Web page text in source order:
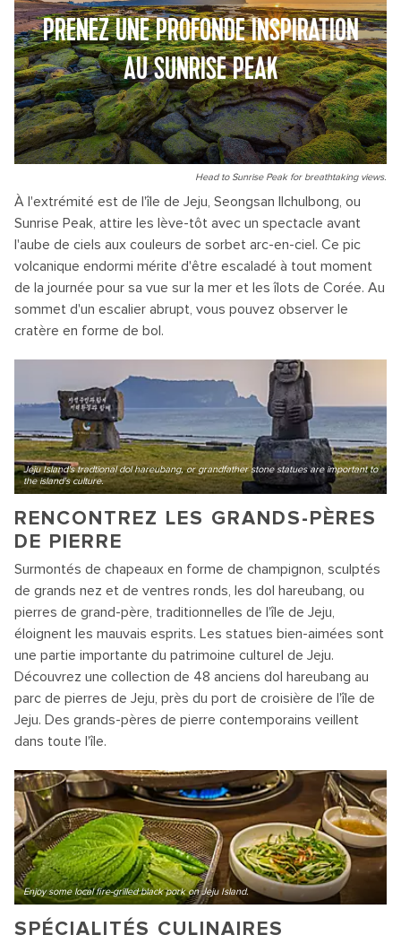
PRENEZ UNE PROFONDE INSPIRATION
AU SUNRISE PEAK
Head to Sunrise Peak for breathtaking views.
À l'extrémité est de l'île de Jeju, Seongsan Ilchulbong, ou
Sunrise Peak, attire les lève-tôt avec un spectacle avant
l'aube de ciels aux couleurs de sorbet arc-en-ciel. Ce pic
volcanique endormi mérite d'être escaladé à tout moment
de la journée pour sa vue sur la mer et les îlots de Corée. Au
sommet d'un escalier abrupt, vous pouvez observer le
cratère en forme de bol.
Jeju Island's tradtional dol hareubang, or grandfather stone statues are important to
the island's culture.
RENCONTREZ LES GRANDS-PÈRES
DE PIERRE
Surmontés de chapeaux en forme de champignon, sculptés
de grands nez et de ventres ronds, les dol hareubang, ou
pierres de grand-père, traditionnelles de l'île de Jeju,
éloignent les mauvais esprits. Les statues bien-aimées sont
une partie importante du patrimoine culturel de Jeju.
Découvrez une collection de 48 anciens dol hareubang au
parc de pierres de Jeju, près du port de croisière de l'île de
Jeju. Des grands-pères de pierre contemporains veillent
dans toute l'île.
Enjoy some local fire-grilled black pork on Jeju Island.
SPÉCIALITÉS CULINAIRES